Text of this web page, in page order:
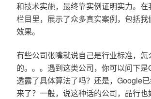
和技术实施，最终靠实例证明实力。在
栏目里，展示了众多真实案例，包括我
效果。
有些公司张嘴就说自己是行业标准，怎
的。。。遇到这类公司，你可以问下是
透露了具体算法了吗？还是，Google
来了？一般，说这种话的公司，品行也